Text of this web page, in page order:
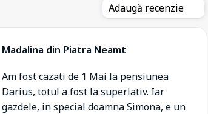
Adaugă recenzie
Madalina din Piatra Neamt
Am fost cazati de 1 Mai la pensiunea
Darius, totul a fost la superlativ. Iar
gazdele, in special doamna Simona, e un